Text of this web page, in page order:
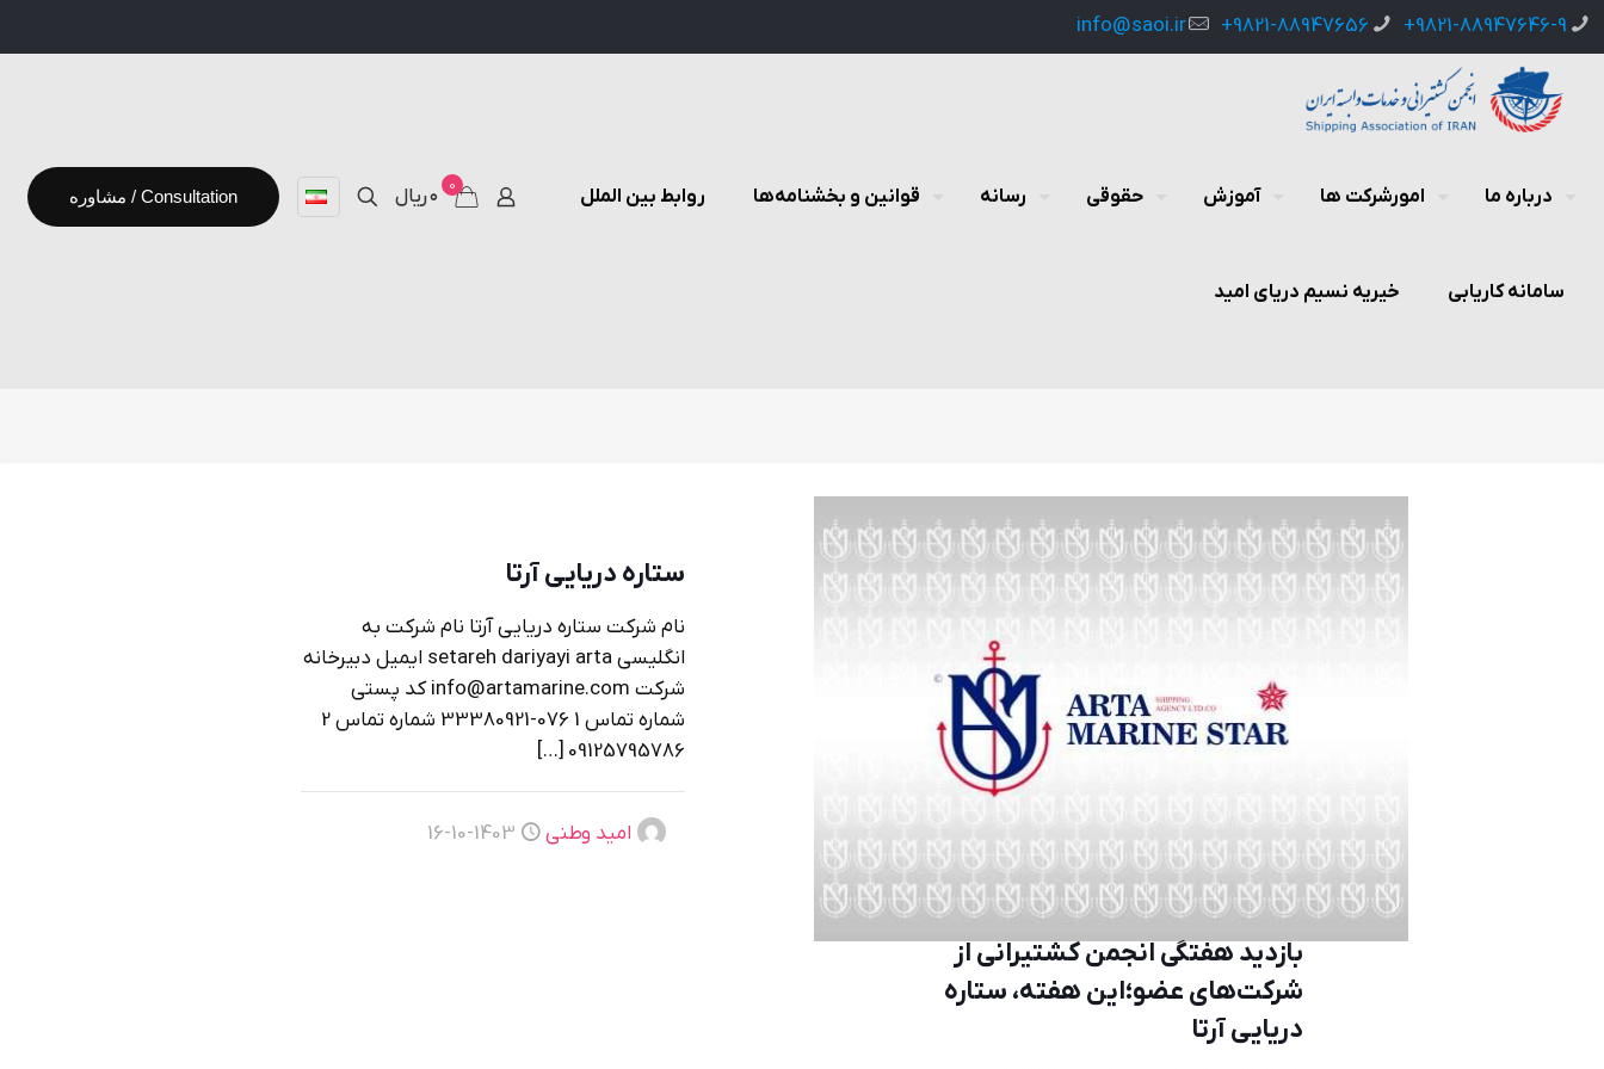
9821-88947646-9+
9821-88947656+
info@saoi.ir
درباره ما امورشرکت ها آموزش حقوقی رسانه قوانین و بخشنامه‌ها روابط بین الملل
سامانه کاریابی خیریه نسیم دریای امید
0 ۰ ریال مشاوره / Consultation
بازدید هفتگی انجمن کشتیرانی از
شرکت‌های عضو؛این هفته، ستاره
دریایی آرتا
ستاره دریایی آرتا
نام شرکت ستاره دریایی آرتا نام شرکت به
انگلیسی setareh dariyayi arta ایمیل دبیرخانه
شرکت info@artamarine.com کد پستی
شماره تماس 1 076-33380921 شماره تماس 2
09125795786
[…]
امید وطنی 1403-10-16